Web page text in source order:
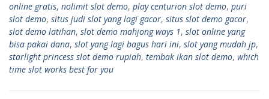
online gratis, nolimit slot demo, play centurion slot demo, puri
slot demo, situs judi slot yang lagi gacor, situs slot demo gacor,
slot demo latihan, slot demo mahjong ways 1, slot online yang
bisa pakai dana, slot yang lagi bagus hari ini, slot yang mudah jp,
starlight princess slot demo rupiah, tembak ikan slot demo, which
time slot works best for you